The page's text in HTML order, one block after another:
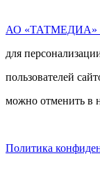
АО «ТАТМЕДИА»
для
пользователей
можно отменить в
Политика